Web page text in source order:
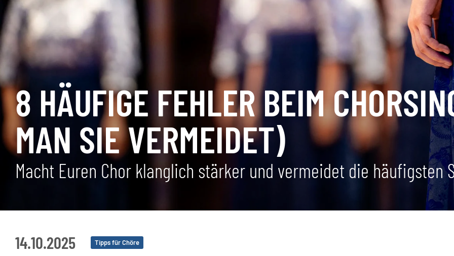
8 HÄUFIGE FEHLER BEIM
MAN SIE VERMEIDET)
Macht Euren Chor klanglich stärker und vermeidet die häufigsten
14.10.2025 Tipps für Chöre